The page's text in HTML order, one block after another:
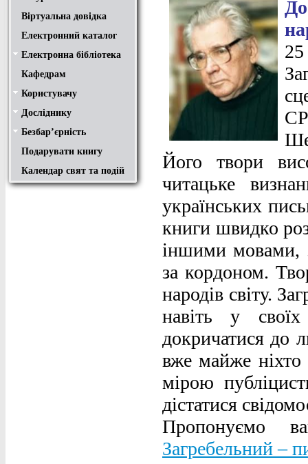
Віртуальна довідка
Електронний каталог
Електронна бібліотека
Положення
Доступ
Авторам
Пошук у ЕК. Інструкція
Кафедрам
Користувачу
Правила користування
Про обхідний лист
Медіатека "NMCBOOK"
Підручники онлайн
Путівник бібліотеками
Переходь на українську
Вивчаємо іноземну мову
Опис документів
Конференції НТУ
Досліднику
Законодавча база
Academic integrity
Плагіат
Локальний доступ
Ресурси вільного доступу
Наукова періодика
Бібліографічні менеджери
Безбар’єрність
Безбар’єрність це…
Путівник веб-ресурсами
Подарувати книгу
Календар свят та подій
Його твори
читацьке
українських
книги швидко
іншими мовами,
за кордоном.
народів світу.
навіть у своїх
докричатися до
вже майже ніхто
мірою
дістатися
Пропонуємо
Загребельний –